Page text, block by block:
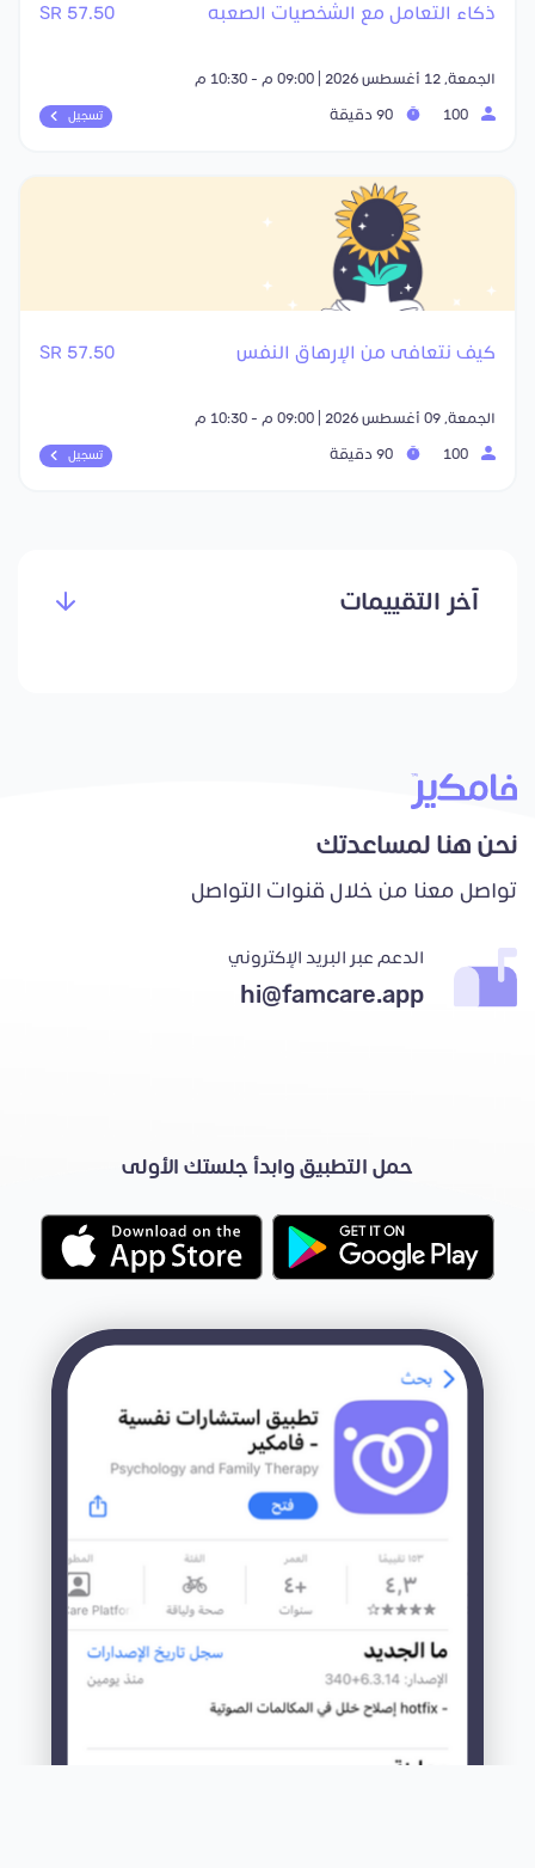
ذكاء التعامل مع الشخصيات الصعبه 57.50 SR
الجمعة, 12 أغسطس 2026 | 09:00 م - 10:30 م
تسجيل
كيف نتعافى من الإرهاق النفس 57.50 SR
الجمعة, 09 أغسطس 2026 | 09:00 م - 10:30 م
تسجيل
آخر التقييمات
نحن هنا لمساعدتك
تواصل معنا من خلال قنوات التواصل
الدعم عبر البريد الإكتروني
hi@famcare.app
حمل التطبيق وابدأ جلستك الأولى